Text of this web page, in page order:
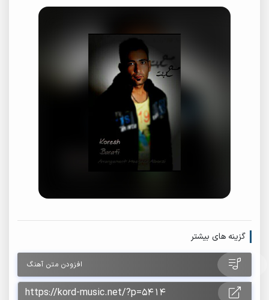
گزینه های بیشتر
افزودن متن آهنگ